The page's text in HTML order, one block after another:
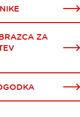
ZA